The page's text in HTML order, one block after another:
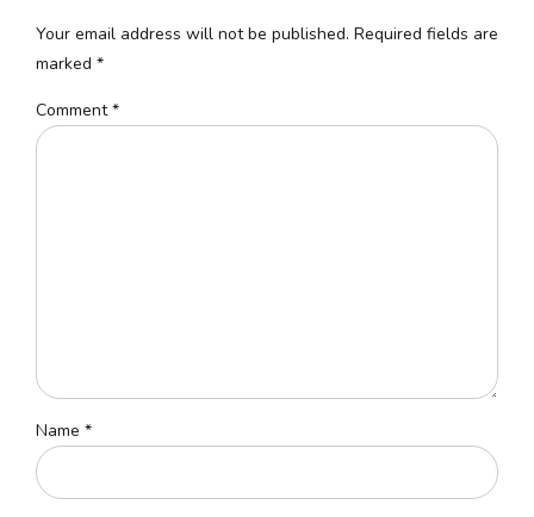
Your email address will not be published. Required fields are
marked *
Comment*
Name *